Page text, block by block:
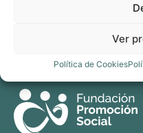
Ver
Política de Cookies